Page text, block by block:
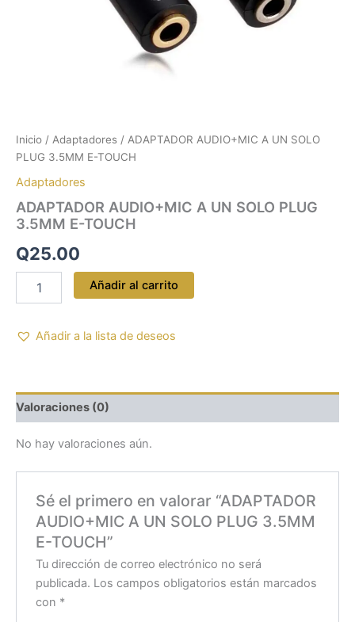
Inicio / Adaptadores / ADAPTADOR AUDIO+MIC A UN SOLO
PLUG 3.5MM E-TOUCH
Adaptadores
ADAPTADOR AUDIO+MIC A UN SOLO PLUG
3.5MM E-TOUCH
Q25.00
Añadir al carrito
Añadir a la lista de deseos
Valoraciones (0)
No hay valoraciones aún.
Sé el primero en valorar “ADAPTADOR
AUDIO+MIC A UN SOLO PLUG 3.5MM
E-TOUCH”
Tu dirección de correo electrónico no será
publicada. Los campos obligatorios están marcados
con *